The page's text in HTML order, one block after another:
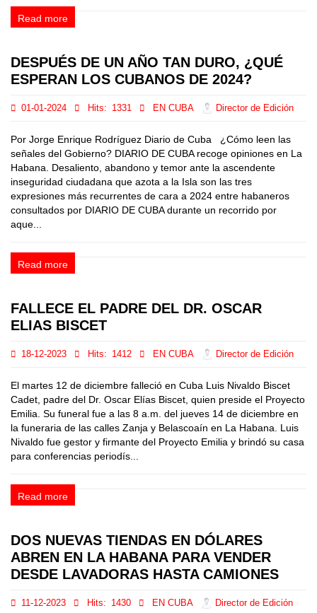
Read more
DESPUÉS DE UN AÑO TAN DURO, ¿QUÉ
ESPERAN LOS CUBANOS DE 2024?
01-01-2024 Hits: 1331 EN CUBA Director de Edición
Por Jorge Enrique Rodríguez Diario de Cuba ¿Cómo leen las
señales del Gobierno? DIARIO DE CUBA recoge opiniones en La
Habana. Desaliento, abandono y temor ante la ascendente
inseguridad ciudadana que azota a la Isla son las tres
expresiones más recurrentes de cara a 2024 entre habaneros
consultados por DIARIO DE CUBA durante un recorrido por
aque...
Read more
FALLECE EL PADRE DEL DR. OSCAR
ELIAS BISCET
18-12-2023 Hits: 1412 EN CUBA Director de Edición
El martes 12 de diciembre falleció en Cuba Luis Nivaldo Biscet
Cadet, padre del Dr. Oscar Elías Biscet, quien preside el Proyecto
Emilia. Su funeral fue a las 8 a.m. del jueves 14 de diciembre en
la funeraria de las calles Zanja y Belascoaín en La Habana. Luis
Nivaldo fue gestor y firmante del Proyecto Emilia y brindó su casa
para conferencias periodís...
Read more
DOS NUEVAS TIENDAS EN DÓLARES
ABREN EN LA HABANA PARA VENDER
DESDE LAVADORAS HASTA CAMIONES
11-12-2023 Hits: 1430 EN CUBA Director de Edición